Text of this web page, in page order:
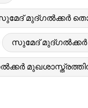
മുദ്ഗൽക്കർ
സുമേദ് മുദ്ഗൽക്കർ